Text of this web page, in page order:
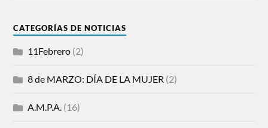
CATEGORÍAS DE NOTICIAS
11Febrero (2)
8 de MARZO: DÍA DE LA MUJER (2)
A.M.P.A. (16)